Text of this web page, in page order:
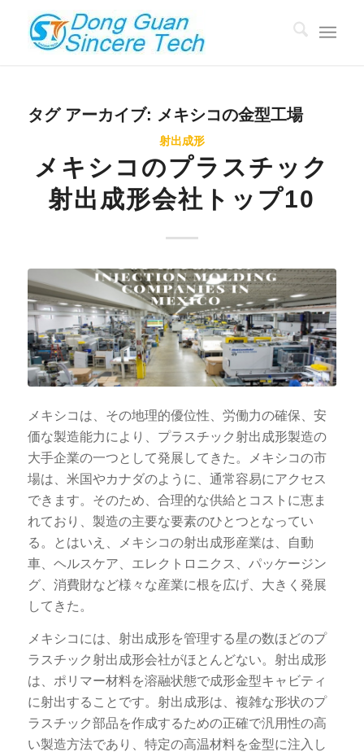
タグ アーカイブ: メキシコの金型工場
射出成形
メキシコのプラスチック
射出成形会社トップ10
メキシコは、その地理的優位性、労働力の確保、安
価な製造能力により、プラスチック射出成形製造の
大手企業の一つとして発展してきた。メキシコの市
場は、米国やカナダのように、通常容易にアクセス
できます。そのため、合理的な供給とコストに恵ま
れており、製造の主要な要素のひとつとなってい
る。とはいえ、メキシコの射出成形産業は、自動
車、ヘルスケア、エレクトロニクス、パッケージン
グ、消費財など様々な産業に根を広げ、大きく発展
してきた。
メキシコには、射出成形を管理する星の数ほどのプ
ラスチック射出成形会社がほとんどない。射出成形
は、ポリマー材料を溶融状態で成形金型キャビティ
に射出することです。射出成形は、複雑な形状のプ
ラスチック部品を作成するための正確で汎用性の高
い製造方法であり、特定の高温材料を金型に注入し